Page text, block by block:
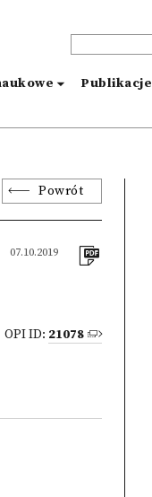
Publikacje
Powrót
07.10.2019
OPI ID: 21078